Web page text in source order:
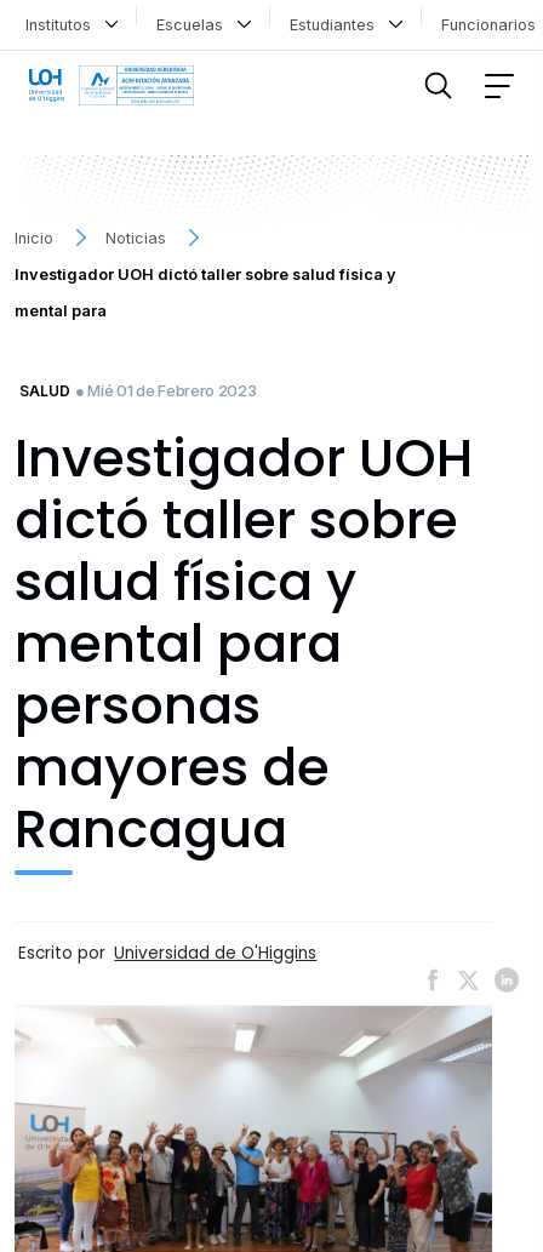
Institutos Escuelas Estudiantes
Inicio
Noticias
Investigador UOH dictó taller sobre salud física y
mental para
SALUD ● Mié 01 de Febrero 2023
Investigador UOH
dictó taller sobre
salud física y
mental para
personas
mayores de
Rancagua
Escrito por Universidad de O'Higgins